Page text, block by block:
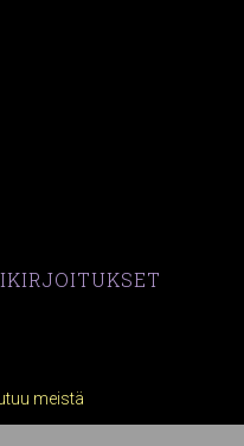
meistä